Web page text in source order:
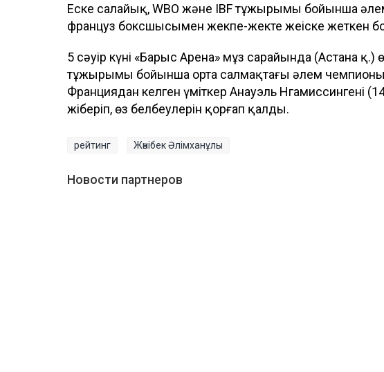
Еске салайық, WBO және IBF тұжырымы бойынша
француз боксшысымен жекпе-жекте жеңіске жеткен
5 сәуір күні «Барыс Арена» мұз сарайында (Астана қ.)
тұжырымы бойынша орта салмақтағы әлем чемпионы
Франциядан келген үміткер Анауэль Нгамиссингені
жіберіп, өз белбеулерін қорғап қалды.
рейтинг Жәнібек Әлімханұлы
Новости партнеров